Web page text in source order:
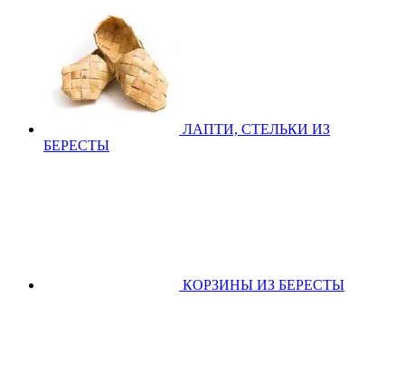
ЛАПТИ, СТЕЛЬКИ ИЗ
БЕРЕСТЫ
КОРЗИНЫ ИЗ БЕРЕСТЫ